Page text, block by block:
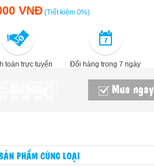
VNĐ (Tiết kiệm 0%)
toán trực tuyến Đổi hàng trong 7 ngày
Mua ngay
PHẨM CÙNG LOẠI